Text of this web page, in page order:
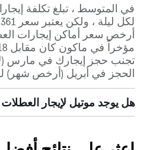
أرخص سعر أماكن إيجارات
تجنب حجز إيجارك في مارس
الحجز في أبريل (أرخص شهر)
هل يوجد موتيل لإيجار